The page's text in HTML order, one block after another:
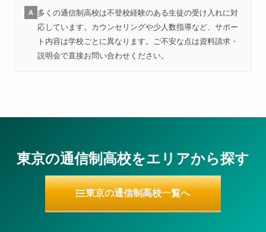
A
多くの通信制高校は不登校経験のある生徒の受け入れに対
応しています。カウンセリングや少人数指導など、サポー
ト内容は学校ごとに異なります。ご不安な点は資料請求・
説明会で直接お問い合わせください。
東京の通信制高校をエリアから探す
東京の通信制高校一覧へ